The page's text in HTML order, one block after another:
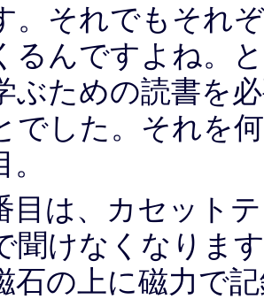
。それでもそれ
るんですよね。
ぶための読書を
でした。それを
目は、カセット
聞けなくなりま
石の上に磁力で